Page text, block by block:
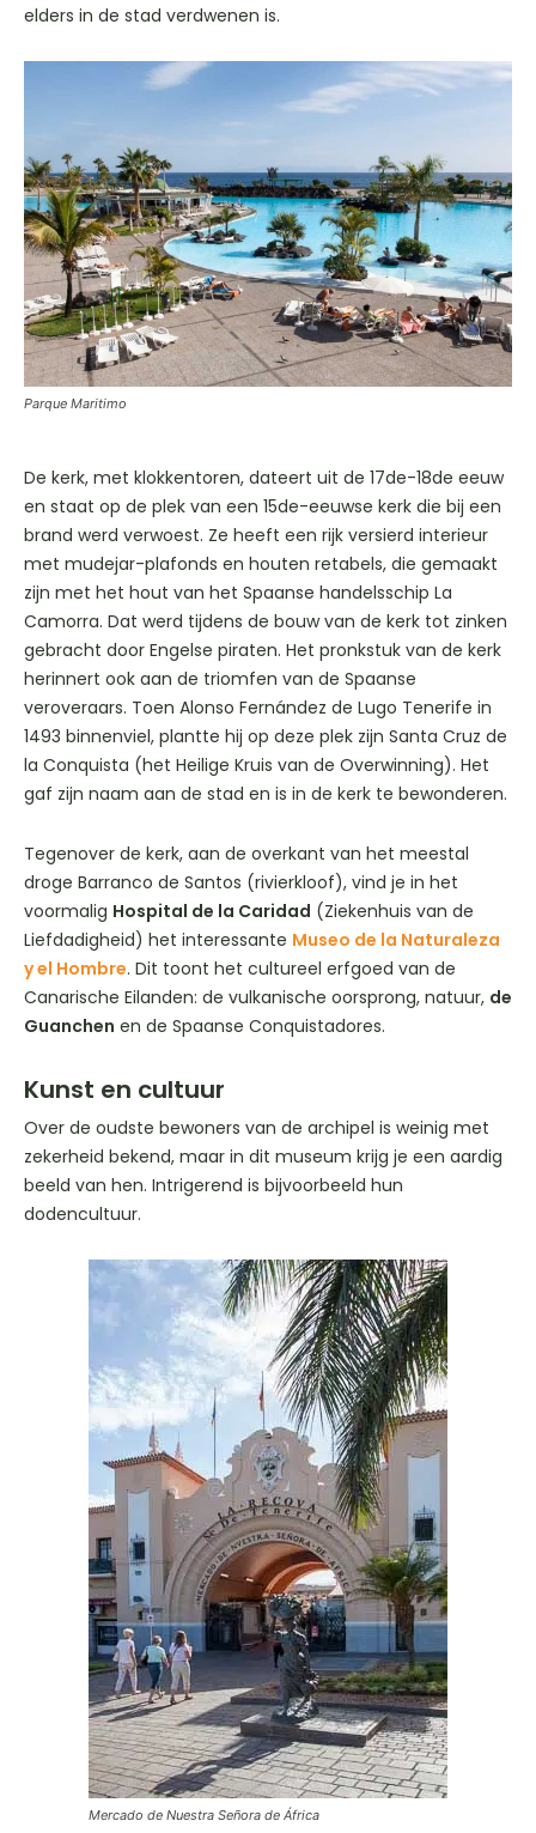
elders in de stad verdwenen is.
Parque Maritimo
De kerk, met klokkentoren, dateert uit de 17de-18de eeuw
en staat op de plek van een 15de-eeuwse kerk die bij een
brand werd verwoest. Ze heeft een rijk versierd interieur
met mudejar-plafonds en houten retabels, die gemaakt
zijn met het hout van het Spaanse handelsschip La
Camorra. Dat werd tijdens de bouw van de kerk tot zinken
gebracht door Engelse piraten. Het pronkstuk van de kerk
herinnert ook aan de triomfen van de Spaanse
veroveraars. Toen Alonso Fernández de Lugo Tenerife in
1493 binnenviel, plantte hij op deze plek zijn Santa Cruz de
la Conquista (het Heilige Kruis van de Overwinning). Het
gaf zijn naam aan de stad en is in de kerk te bewonderen.
Tegenover de kerk, aan de overkant van het meestal
droge Barranco de Santos (rivierkloof), vind je in het
voormalig Hospital de la Caridad (Ziekenhuis van de
Liefdadigheid) het interessante Museo de la Naturaleza
y el Hombre. Dit toont het cultureel erfgoed van de
Canarische Eilanden: de vulkanische oorsprong, natuur, de
Guanchen en de Spaanse Conquistadores.
Kunst en cultuur
Over de oudste bewoners van de archipel is weinig met
zekerheid bekend, maar in dit museum krijg je een aardig
beeld van hen. Intrigerend is bijvoorbeeld hun
dodencultuur.
Mercado de Nuestra Señora de África